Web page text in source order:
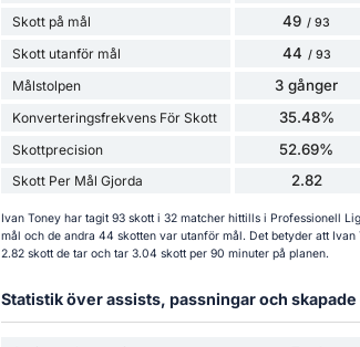
Skott på mål 49 / 93
Skott utanför mål 44 / 93
Målstolpen 3 gånger
Konverteringsfrekvens För Skott 35.48%
Skottprecision 52.69%
Skott Per Mål Gjorda 2.82
Ivan Toney har tagit 93 skott i 32 matcher hittills i Professionell
mål och de andra 44 skotten var utanför mål. Det betyder att
2.82 skott de tar och tar 3.04 skott per 90 minuter på planen.
Statistik över assists, passningar och